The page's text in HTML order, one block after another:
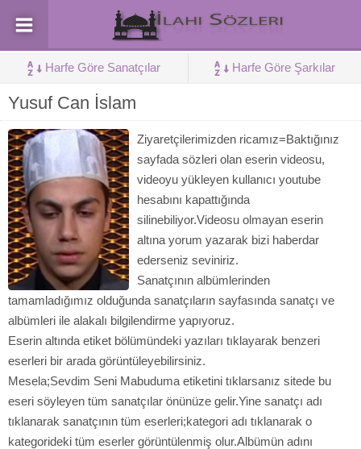
Harfe Göre Sanatçılar Harfe Göre Şarkılar
Yusuf Can İslam
Ziyaretçilerimizden ricamız=Baktığınız
sayfada sözleri olan eserin videosu,
videoyu yükleyen kullanıcı youtube
hesabını kapattığında
silinebiliyor.Videosu olmayan eserin
altına yorum yazarak bizi haberdar
ederseniz seviniriz.
Sanatçının albümlerinden
tamamladığımız olduğunda sanatçıların sayfasında sanatçı ve
albümleri ile alakalı bilgilendirme yapıyoruz.
Eserin altında etiket bölümündeki yazıları tıklayarak benzeri
eserleri bir arada görüntüleyebilirsiniz.
Mesela;Sevdim Seni Mabuduma etiketini tıklarsanız sitede bu
eseri söyleyen tüm sanatçılar önünüze gelir.Yine sanatçı adı
tıklanarak sanatçının tüm eserleri;kategori adı tıklanarak o
kategorideki tüm eserler görüntülenmiş olur.Albümün adını